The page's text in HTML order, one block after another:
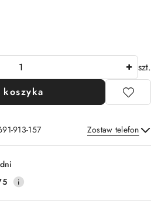
szt.
koszyka
913-157 Zostaw telefon
Wyślij